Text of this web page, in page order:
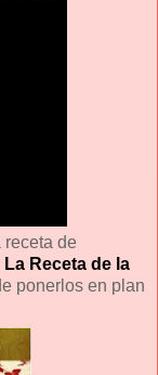
receta de
La Receta de la
ponerlos en plan